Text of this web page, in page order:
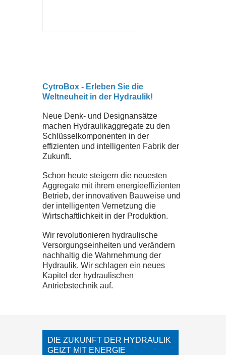
UNTERNEHMEN
TEAM
GESCHICHTE
JOBS
LOGIN
ONLINE SHOP
KONTAKT
CytroBox - Erleben Sie die
Weltneuheit in der Hydraulik!
Neue Denk- und Designansätze
machen Hydraulikaggregate zu den
Schlüsselkomponenten in der
effizienten und intelligenten Fabrik der
Zukunft.
Schon heute steigern die neuesten
Aggregate mit ihrem energieeffizienten
Betrieb, der innovativen Bauweise und
der intelligenten Vernetzung die
Wirtschaftlichkeit in der Produktion.
Wir revolutionieren hydraulische
Versorgungseinheiten und verändern
nachhaltig die Wahrnehmung der
Hydraulik. Wir schlagen ein neues
Kapitel der hydraulischen
Antriebstechnik auf.
DIE ZUKUNFT DER HYDRAULIK
GEIZT MIT ENERGIE